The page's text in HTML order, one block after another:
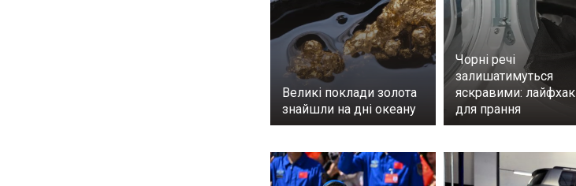
Великі поклади золота
знайшли на дні океану
Чорні речі
залишатимуться
яскравими: лайфхак
для прання